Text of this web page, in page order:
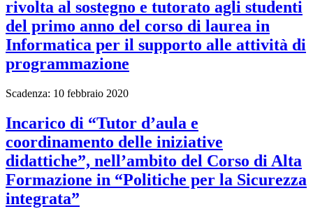
rivolta al sostegno e tutorato agli studenti
del primo anno del corso di laurea in
Informatica per il supporto alle attività di
programmazione
Scadenza: 10 febbraio 2020
Incarico di “Tutor d’aula e
coordinamento delle iniziative
didattiche”, nell’ambito del Corso di Alta
Formazione in “Politiche per la Sicurezza
integrata”